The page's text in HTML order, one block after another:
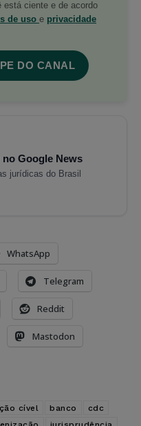
está ciente e de acordo
de uso e privacidade
DO CANAL
Google News
jurídicas do Brasil
WhatsApp
Telegram
Reddit
Mastodon
cível banco
cdc